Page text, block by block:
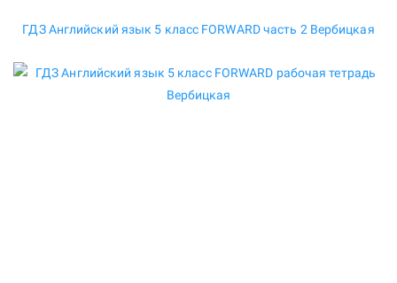
ГДЗ Английский язык 5 класс FORWARD часть 2 Вербицкая